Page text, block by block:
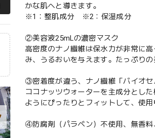
かな肌へと導きます。
※1：整肌成分 ※2：保湿成分
②美容液25mLの濃密マスク
高密度のナノ繊維は保水力が非常に
み、うるおいを与えます。たっぷり
③密着度が違う、ナノ繊維「バイオセ
ココナッツウォーターを主成分とし
ようにぴったりとフィットして、使
④防腐剤（パラベン）不使用、無香料